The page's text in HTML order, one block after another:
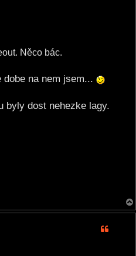
Něco bác.
na nem jsem...
byly dost nehezke lagy.